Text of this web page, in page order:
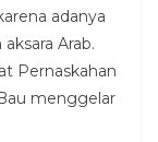
adanya
Arab.
Pernaskahan
menggelar